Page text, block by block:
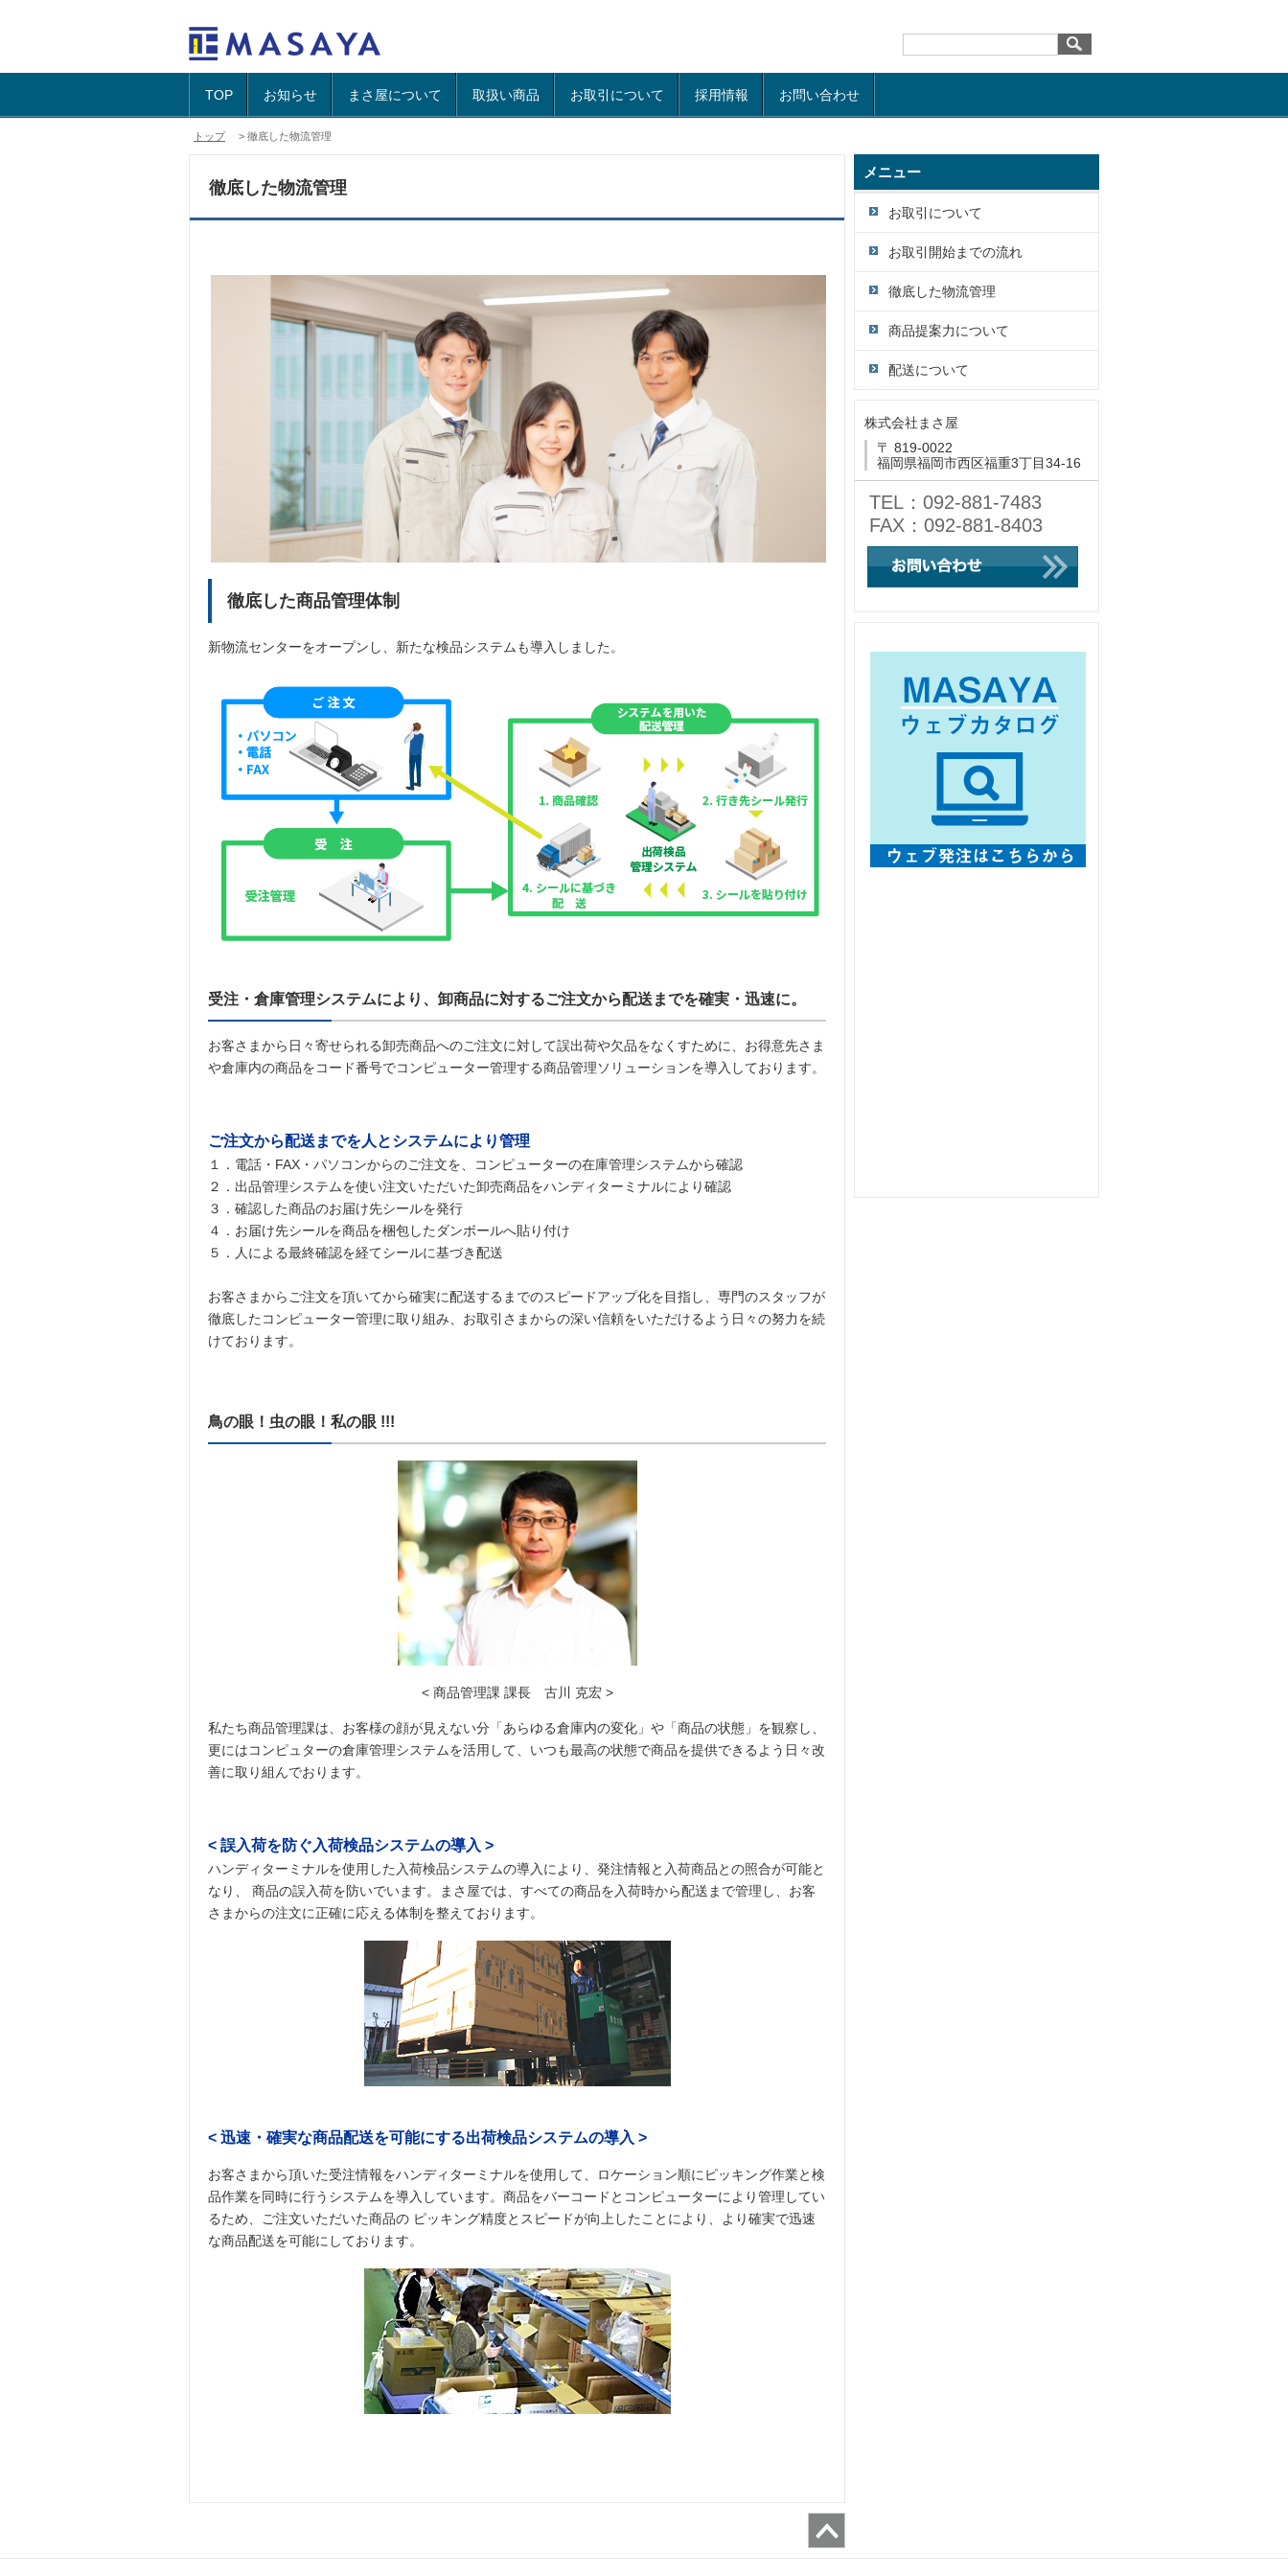
TOP お知らせ まさ屋について 取扱い商品 お取引について 採用情報 お問い合わせ
トップ > 徹底した物流管理
徹底した物流管理
徹底した商品管理体制
新物流センターをオープンし、新たな検品システムも導入しました。
受注・倉庫管理システムにより、卸商品に対するご注文から配送までを確実・迅速に。
お客さまから日々寄せられる卸売商品へのご注文に対して誤出荷や欠品をなくすために、お得意先さま
や倉庫内の商品をコード番号でコンピューター管理する商品管理ソリューションを導入しております。
ご注文から配送までを人とシステムにより管理
１．電話・FAX・パソコンからのご注文を、コンピューターの在庫管理システムから確認
２．出品管理システムを使い注文いただいた卸売商品をハンディターミナルにより確認
３．確認した商品のお届け先シールを発行
４．お届け先シールを商品を梱包したダンボールへ貼り付け
５．人による最終確認を経てシールに基づき配送
お客さまからご注文を頂いてから確実に配送するまでのスピードアップ化を目指し、専門のスタッフが
徹底したコンピューター管理に取り組み、お取引さまからの深い信頼をいただけるよう日々の努力を続
けております。
鳥の眼！虫の眼！私の眼 !!!
< 商品管理課 課長 古川 克宏 >
私たち商品管理課は、お客様の顔が見えない分「あらゆる倉庫内の変化」や「商品の状態」を観察し、
更にはコンピュターの倉庫管理システムを活用して、いつも最高の状態で商品を提供できるよう日々改
善に取り組んでおります。
< 誤入荷を防ぐ入荷検品システムの導入 >
ハンディターミナルを使用した入荷検品システムの導入により、発注情報と入荷商品との照合が可能と
なり、 商品の誤入荷を防いでいます。まさ屋では、すべての商品を入荷時から配送まで管理し、お客
さまからの注文に正確に応える体制を整えております。
< 迅速・確実な商品配送を可能にする出荷検品システムの導入 >
お客さまから頂いた受注情報をハンディターミナルを使用して、ロケーション順にピッキング作業と検
品作業を同時に行うシステムを導入しています。商品をバーコードとコンピューターにより管理してい
るため、ご注文いただいた商品の ピッキング精度とスピードが向上したことにより、より確実で迅速
な商品配送を可能にしております。
メニュー
お取引について
お取引開始までの流れ
徹底した物流管理
商品提案力について
配送について
株式会社まさ屋
〒 819-0022
福岡県福岡市西区福重3丁目34-16
TEL：092-881-7483
FAX：092-881-8403